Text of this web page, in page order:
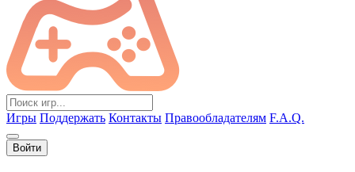
Игры Поддержать Контакты Правообладателям F.A.Q.
Войти